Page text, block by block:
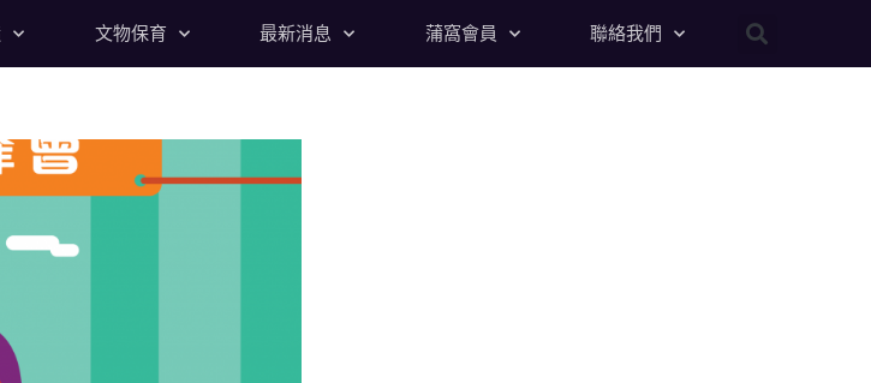
文物保育 最新消息 蒲窩會員 聯絡我們